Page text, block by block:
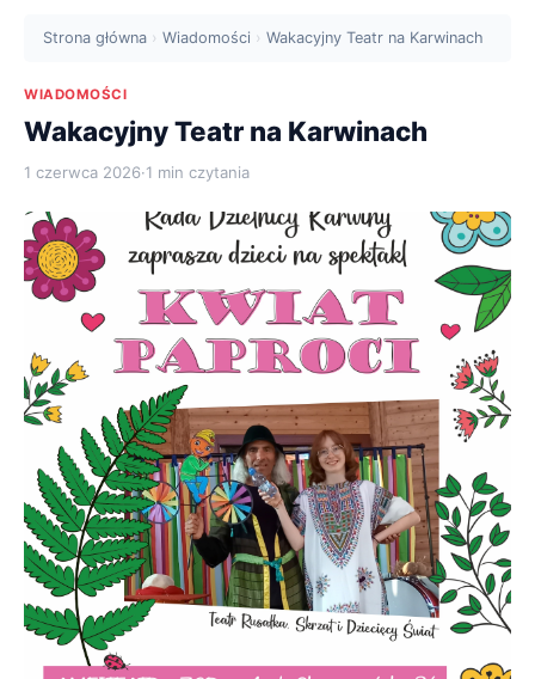
Strona główna › Wiadomości › Wakacyjny Teatr na Karwinach
WIADOMOŚCI
Wakacyjny Teatr na Karwinach
1 czerwca 2026·1 min czytania